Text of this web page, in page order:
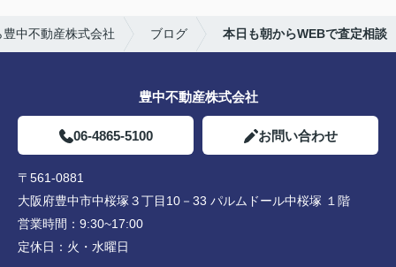
中不動産株式会社 ブログ 本日も朝からWEBで査定相談
豊中不動産株式会社
06-4865-5100 お問い合わせ
〒561-0881
大阪府豊中市中桜塚３丁目10－33 パルムドール中桜塚 １階
営業時間： 9:30~17:00
定休日： 火・水曜日